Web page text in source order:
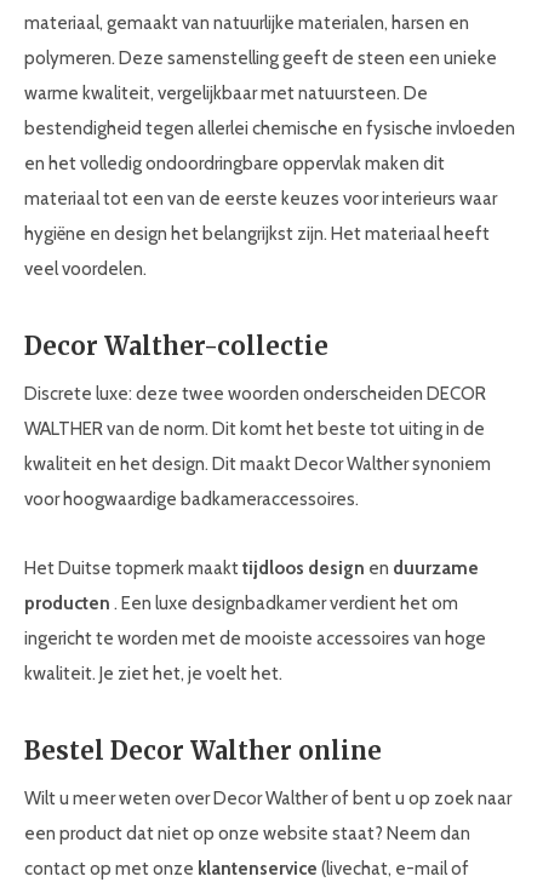
materiaal, gemaakt van natuurlijke materialen, harsen en
polymeren. Deze samenstelling geeft de steen een unieke
warme kwaliteit, vergelijkbaar met natuursteen. De
bestendigheid tegen allerlei chemische en fysische invloeden
en het volledig ondoordringbare oppervlak maken dit
materiaal tot een van de eerste keuzes voor interieurs waar
hygiëne en design het belangrijkst zijn. Het materiaal heeft
veel voordelen.
Decor Walther-collectie
Discrete luxe: deze twee woorden onderscheiden DECOR
WALTHER van de norm. Dit komt het beste tot uiting in de
kwaliteit en het design. Dit maakt Decor Walther synoniem
voor hoogwaardige badkameraccessoires.
Het Duitse topmerk maakttijdloos design en duurzame
producten . Een luxe designbadkamer verdient het om
ingericht te worden met de mooiste accessoires van hoge
kwaliteit. Je ziet het, je voelt het.
Bestel Decor Walther online
Wilt u meer weten over Decor Walther of bent u op zoek naar
een product dat niet op onze website staat? Neem dan
contact op met onze klantenservice (livechat, e-mail of